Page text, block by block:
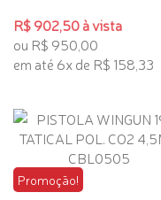
R$ 902,50 à vista
ou R$ 950,00
em até 6x de R$ 158,33
Promoção!